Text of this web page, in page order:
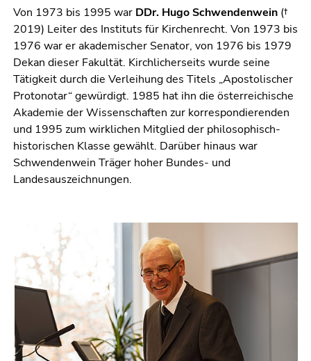
Zur
Unternavigation
(Zugriffstaste
4)
Zu
den
Zusatzinformationen
(Zugriffstaste
5)
Zu
den
(Zugriffstaste
Zur
Suche
(Zugriffstaste
Von 1973 bis 1995 war DDr. Hugo Schwendenwein (†
2019) Leiter des Instituts für Kirchenrecht. Von 1973 bis
1976 war er akademischer Senator, von 1976 bis 1979
Dekan dieser Fakultät. Kirchlicherseits wurde seine
Tätigkeit durch die Verleihung des Titels „Apostolischer
Protonotar“ gewürdigt. 1985 hat ihn die österreichische
Akademie der Wissenschaften zur korrespondierenden
und 1995 zum wirklichen Mitglied der philosophisch-
historischen Klasse gewählt. Darüber hinaus war
Schwendenwein Träger hoher Bundes- und
Landesauszeichnungen.